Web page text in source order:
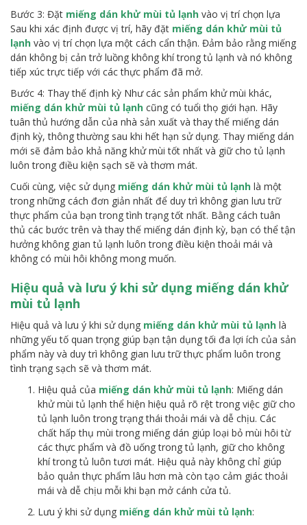
Bước 3: Đặt miếng dán khử mùi tủ lạnh vào vị trí chọn lựa
Sau khi xác định được vị trí, hãy đặt miếng dán khử mùi tủ
lạnh vào vị trí chọn lựa một cách cẩn thận. Đảm bảo rằng miếng
dán không bị cản trở luồng không khí trong tủ lạnh và nó không
tiếp xúc trực tiếp với các thực phẩm đã mở.
Bước 4: Thay thế định kỳ Như các sản phẩm khử mùi khác,
miếng dán khử mùi tủ lạnh cũng có tuổi thọ giới hạn. Hãy
tuân thủ hướng dẫn của nhà sản xuất và thay thế miếng dán
định kỳ, thông thường sau khi hết hạn sử dụng. Thay miếng dán
mới sẽ đảm bảo khả năng khử mùi tốt nhất và giữ cho tủ lạnh
luôn trong điều kiện sạch sẽ và thơm mát.
Cuối cùng, việc sử dụng miếng dán khử mùi tủ lạnh là một
trong những cách đơn giản nhất để duy trì không gian lưu trữ
thực phẩm của bạn trong tình trạng tốt nhất. Bằng cách tuân
thủ các bước trên và thay thế miếng dán định kỳ, bạn có thể tận
hưởng không gian tủ lạnh luôn trong điều kiện thoải mái và
không có mùi hôi không mong muốn.
Hiệu quả và lưu ý khi sử dụng miếng dán khử
mùi tủ lạnh
Hiệu quả và lưu ý khi sử dụng miếng dán khử mùi tủ lạnh là
những yếu tố quan trọng giúp bạn tận dụng tối đa lợi ích của sản
phẩm này và duy trì không gian lưu trữ thực phẩm luôn trong
tình trạng sạch sẽ và thơm mát.
Hiệu quả của miếng dán khử mùi tủ lạnh: Miếng dán
khử mùi tủ lạnh thể hiện hiệu quả rõ rệt trong việc giữ cho
tủ lạnh luôn trong trạng thái thoải mái và dễ chịu. Các
chất hấp thụ mùi trong miếng dán giúp loại bỏ mùi hôi từ
các thực phẩm và đồ uống trong tủ lạnh, giữ cho không
khí trong tủ luôn tươi mát. Hiệu quả này không chỉ giúp
bảo quản thực phẩm lâu hơn mà còn tạo cảm giác thoải
mái và dễ chịu mỗi khi bạn mở cánh cửa tủ.
Lưu ý khi sử dụng miếng dán khử mùi tủ lạnh: